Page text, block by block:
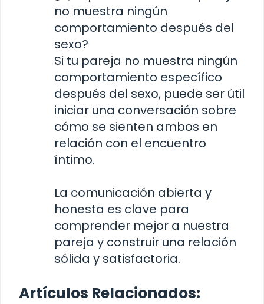
no muestra ningún
comportamiento después del
sexo?
Si tu pareja no muestra ningún
comportamiento específico
después del sexo, puede ser útil
iniciar una conversación sobre
cómo se sienten ambos en
relación con el encuentro
íntimo.
La comunicación abierta y
honesta es clave para
comprender mejor a nuestra
pareja y construir una relación
sólida y satisfactoria.
Artículos Relacionados: